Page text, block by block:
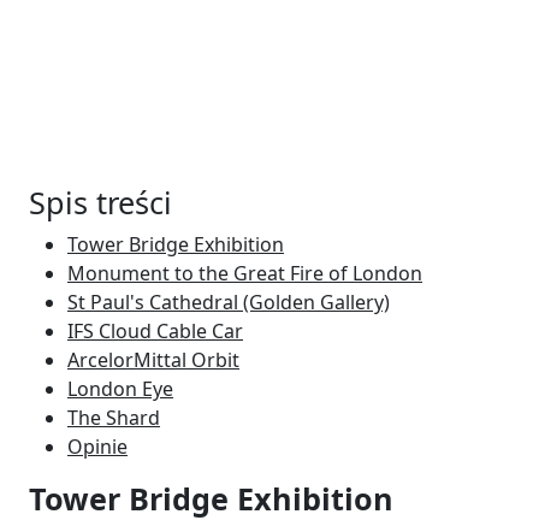
Spis treści
Tower Bridge Exhibition
Monument to the Great Fire of London
St Paul's Cathedral (Golden Gallery)
IFS Cloud Cable Car
ArcelorMittal Orbit
London Eye
The Shard
Opinie
Tower Bridge Exhibition